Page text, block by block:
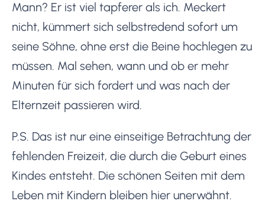
Mann? Er ist viel tapferer als ich. Meckert
nicht, kümmert sich selbstredend sofort um
seine Söhne, ohne erst die Beine hochlegen zu
müssen. Mal sehen, wann und ob er mehr
Minuten für sich fordert und was nach der
Elternzeit passieren wird.
P.S. Das ist nur eine einseitige Betrachtung der
fehlenden Freizeit, die durch die Geburt eines
Kindes entsteht. Die schönen Seiten mit dem
Leben mit Kindern bleiben hier unerwähnt.